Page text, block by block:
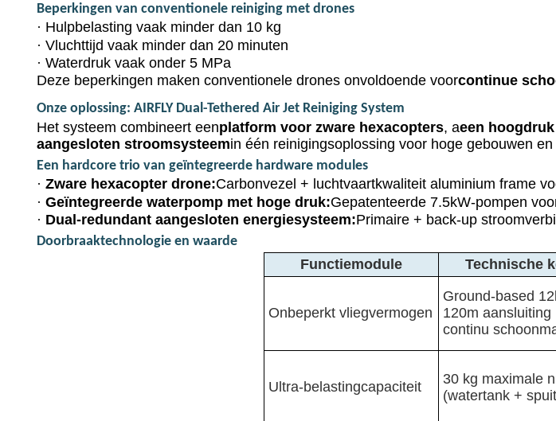
Beperkingen van conventionele reiniging met drones
· Hulpbelasting vaak minder dan 10 kg
· Vluchttijd vaak minder dan 20 minuten
· Waterdruk vaak onder 5 MPa
Deze beperkingen maken conventionele drones onvoldoende voorcontinue
Onze oplossing: AIRFLY Dual-Tethered Air Jet Reiniging System
Het systeem combineert eenplatform voor zware hexacopters, aeen
aangesloten stroomsysteemin één reinigingsoplossing voor hoge gebouwen
Een hardcore trio van geïntegreerde hardware modules
· Zware hexacopter drone:Carbonvezel + luchtvaartkwaliteit aluminium frame
· Geïntegreerde waterpomp met hoge druk:Gepatenteerde 7.5kW-pompen
· Dual-redundant aangesloten energiesysteem:Primaire + back-up
Doorbraaktechnologie en waarde
Functiemodule Technische
Onbeperkt vliegvermogen
Ground-based
120m
continu
Ultra-belastingcapaciteit
30 kg maximale
(watertank +